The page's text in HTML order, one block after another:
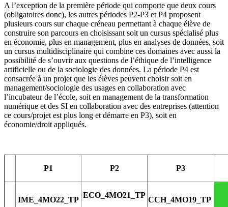
A l’exception de la première période qui comporte que deux cours
(obligatoires donc), les autres périodes P2-P3 et P4 proposent
plusieurs cours sur chaque créneau permettant à chaque élève de
construire son parcours en choisissant soit un cursus spécialisé plus
en économie, plus en management, plus en analyses de données, soit
un cursus multidisciplinaire qui combine ces domaines avec aussi la
possibilité de s’ouvrir aux questions de l’éthique de l’intelligence
artificielle ou de la sociologie des données. La période P4 est
consacrée à un projet que les élèves peuvent choisir soit en
management/sociologie des usages en collaboration avec
l’incubateur de l’école, soit en management de la transformation
numérique et des SI en collaboration avec des entreprises (attention
ce cours/projet est plus long et démarre en P3), soit en
économie/droit appliqués.
P1 P2 P3
IME_4MO22_TP
ECO_4MO21_TP
CCH_4MO19_TP